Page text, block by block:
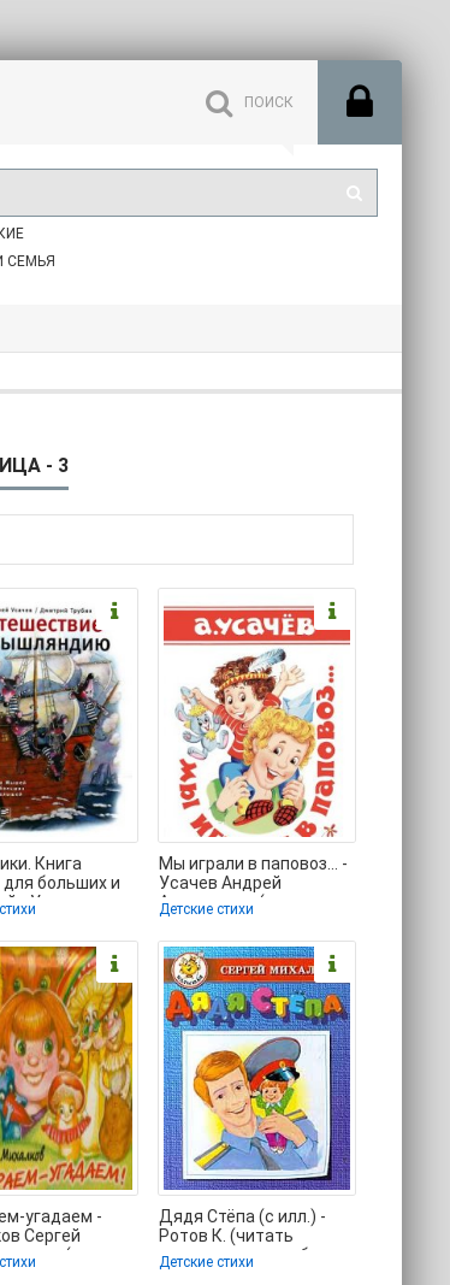
СЕМЬЯ
- 3
Книга
больших и
- Усачев
Мы играли в паповоз... -
Усачев Андрей
Алексеевич (первая
книга .TXT) 📗
Детские стихи
угадаем -
Сергей
(книги
без
Дядя Стёпа (с илл.) -
Ротов К. (читать
полностью книгу без
регистрации TXT) 📗
Детские стихи